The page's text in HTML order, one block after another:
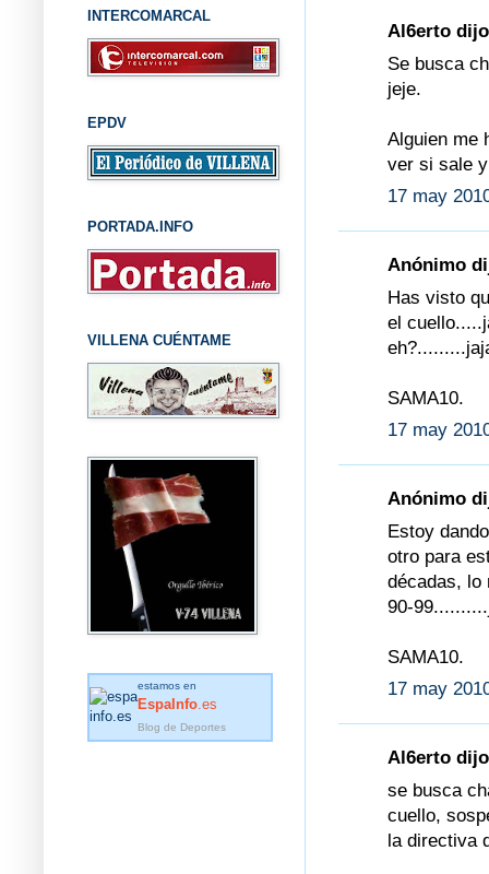
Al6erto
Se busca
jeje.
Alguien me
ver si sale
17 may
Anónimo
Has visto
el
SAMA10.
17 may
Anónimo
Estoy
otro para
décadas, lo
90-
SAMA10.
17 may
Al6erto
se busca
cuello,
la directiva
INTERCOMARCAL
EPDV
PORTADA.INFO
VILLENA CUÉNTAME
estamos en
EspaInfo .es
Blog de Deportes